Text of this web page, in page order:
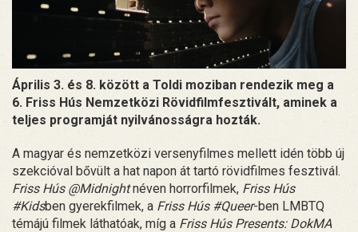
Április 3. és 8. között a Toldi moziban rendezik meg a
6. Friss Hús Nemzetközi Rövidfilmfesztivált, aminek a
teljes programját nyilvánosságra hozták.
A magyar és nemzetközi versenyfilmes mellett idén több új
szekcióval bővült a hat napon át tartó rövidfilmes fesztivál.
Friss Hús @Midnightnéven horrorfilmek, Friss Hús
#Kidsben gyerekfilmek, a Friss Hús #Queer-ben LMBTQ
témájú filmek láthatóak, míg a Friss Hús Presents: DokMA